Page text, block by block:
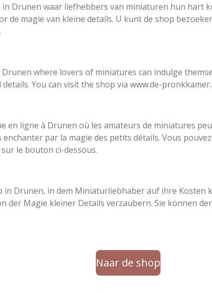
in Drunen waar liefhebbers van miniaturen hun hart
de magie van kleine details. U kunt de shop
where lovers of miniatures can indulge
You can visit the shop via www.de-
en ligne à Drunen où les amateurs de miniatures
par la magie des petits détails. Vous
le bouton ci-dessous.
in Drunen, in dem Miniaturliebhaber auf ihre Kosten
der Magie kleiner Details verzaubern. Sie können
Naar de shop